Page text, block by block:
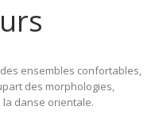
ensembles confortables,
des morphologies,
danse orientale.